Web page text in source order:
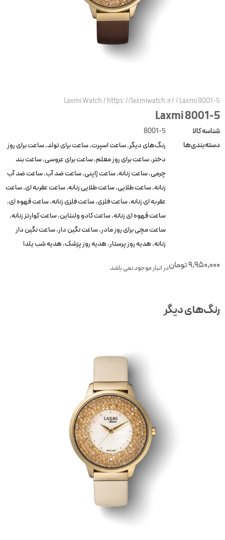
Laxmi Watch/https://laxmiwatch.ir//Laxmi
Laxmi 8001-
کالا
8001-5
رنگ‌های دیگر,ساعت اسپرت,ساعت برای تولد,ساعت برای روز
دختر,ساعت برای روز معلم,ساعت برای عروسی,ساعت بند
چرمی,ساعت زنانه,ساعت ژاپنی,ساعت ضد آب,ساعت ضد آب
زنانه,ساعت طلایی,ساعت طلایی زنانه,ساعت عقربه ای,ساعت
عقربه ای زنانه,ساعت فلزی,ساعت فلزی زنانه,ساعت قهوه ای,
ساعت قهوه ای زنانه,ساعت کادو ولنتاین,ساعت کوارتز زنانه,
ساعت مچی برای روز مادر,ساعت نگین دار,ساعت نگین دار
زنانه,هدیه روز پرستار,هدیه روز پزشک,هدیه شب یلدا
توماندر انبار موجود نمی باشد
دیگر